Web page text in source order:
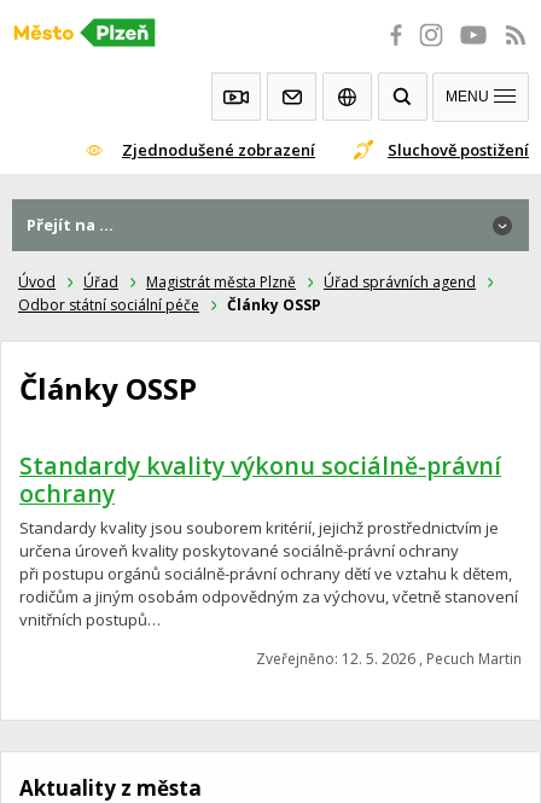
Přeskočit
Zjednodušené zobrazení Sluchově postižení
MENU
Úvod Úřad Magistrát města Plzně
Úřad správních agend
Odbor státní sociální péče
Články OSSP
Články OSSP
Standardy kvality výkonu sociálně-právní
ochrany
Standardy kvality jsou souborem kritérií, jejichž prostřednictvím je
určena úroveň kvality poskytované sociálně-právní ochrany
při postupu orgánů sociálně-právní ochrany dětí ve vztahu k dětem,
rodičům a jiným osobám odpovědným za výchovu, včetně stanovení
vnitřních postupů…
Zveřejněno: 12. 5. 2026 , Pecuch Martin
Přejít na ...
Aktuality z města